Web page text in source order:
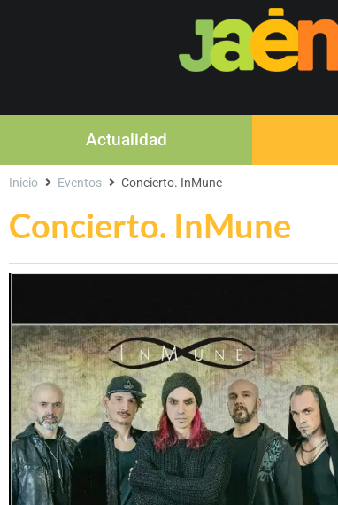
Actualidad
Concierto. InMune
Inicio Eventos Concierto. InMune